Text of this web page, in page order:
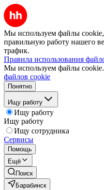
Мы используем файлы cookie,
правильную работу нашего
трафик.
Правила использования
Мы используем файлы cookie.
файлов cookie
Понятно
Ищу работу
Ищу работу
Ищу работу
Ищу сотрудника
Сервисы
Помощь
Ещё
Поиск
Барабинск